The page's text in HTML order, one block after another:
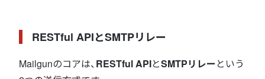
RESTful APIとSMTPリレー
Mailgunのコアは、RESTful APIとSMTPリレー という